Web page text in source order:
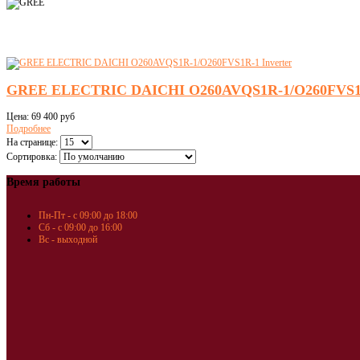
GREE ELECTRIC DAICHI O260AVQS1R-1/
Цена: 69 400 руб
Подробнее
На странице:
Сортировка:
Время работы
Пн-Пт - с 09:00 до 18:00
Сб - с 09:00 до 16:00
Вс - выходной